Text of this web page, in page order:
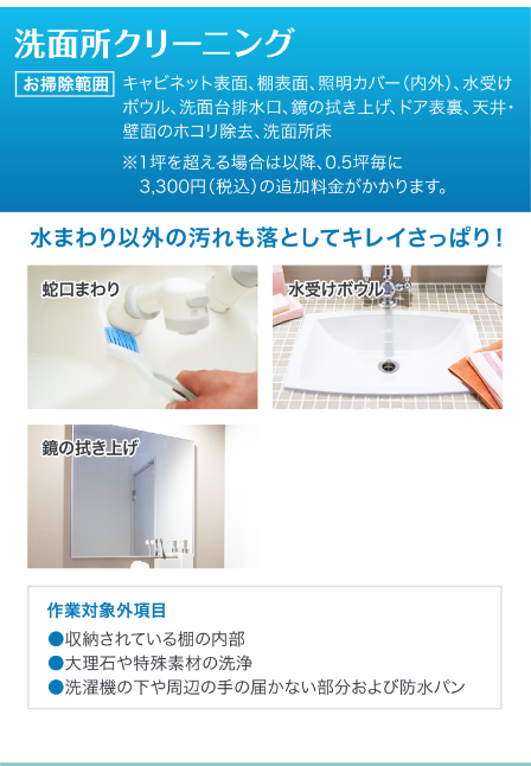
<事前の片付け、立ち会いのお願い>
1.貴重品、作業場所および周辺のもの(小物・家具等)は事前に片付けをお願
いします
2.作業前に組合員さん立ち会いのもと、動作確認、作業箇所の汚れ・キズ・
劣化など状態を確認します。不具合のある場合は作業をお受けできないこ
とがございます
事前にご案内した所要時間は養生・分解・洗浄・組み立て・作業後確認ま
います
<汚れ落ち>
変質や染色・カビ・水垢などの汚れは、劣化の程度や設置場所などの状況
により完全に落とすことができない場合がございます
<電源、水道などの使用、処理>
作業時、組合員さん宅の電源・水道・お湯・洗い場(浴室・ベランダなど)を
使用させていただきます。また作業後の汚水はその場で処理させていただ
<作業後の確認・ご指摘>
1.作業後、組合員さん立ち会いのもと最終確認を行い、書類にご署名をいた
だきます。汚れの残りやキズなど気になる点がございましたら必ずその場
2.作業日から日数が経過してのご指摘の場合、クリーニング作業が原因か特
定が困難となるため、当日を含む1週間以内のご連絡をお願いします。な
お、1週間を超えてからのご指摘は再作業にかかった実費をいただく場合が
ございます
<補償>
1.作業員の責めに帰すべき事由による損害は、賠償責任保険に基づき保険会
社から受け取った金額を限度として補償いたします